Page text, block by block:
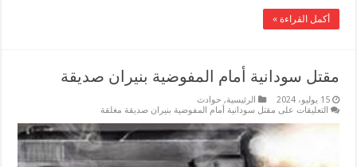
أكمل القراءة »
مقتل سودانية أمام المفوضية بنيران صديقة
15 يوليو، 2024 الرئيسية, حوادث
التعليقات على مقتل سودانية أمام المفوضية بنيران صديقة مغلقة